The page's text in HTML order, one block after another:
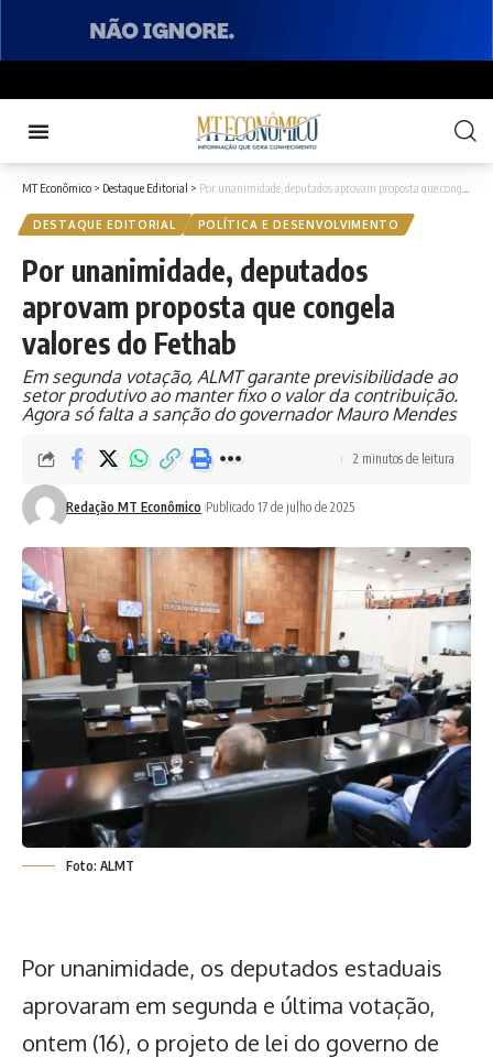
MT Econômico > Destaque Editorial > Por unanimidade, deputados aprovam proposta que congela valores do Fethab
DESTAQUE EDITORIAL POLÍTICA E DESENVOLVIMENTO
Por unanimidade, deputados
aprovam proposta que congela
valores do Fethab
Em segunda votação, ALMT garante previsibilidade ao
setor produtivo ao manter fixo o valor da contribuição.
Agora só falta a sanção do governador Mauro Mendes
Redação MT Econômico Publicado 17 de julho de 2025
2 minutos de leitura
Foto: ALMT
Por unanimidade, os deputados estaduais
aprovaram em segunda e última votação,
ontem (16), o projeto de lei do governo de